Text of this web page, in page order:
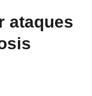
ataques